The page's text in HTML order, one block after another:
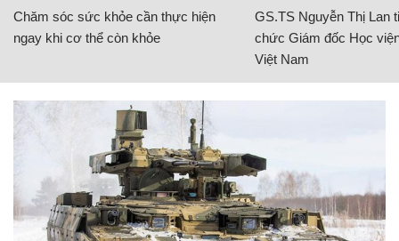
Chăm sóc sức khỏe cần thực hiện
ngay khi cơ thể còn khỏe
GS.TS Nguyễn Thị Lan
chức Giám đốc Học
Việt Nam